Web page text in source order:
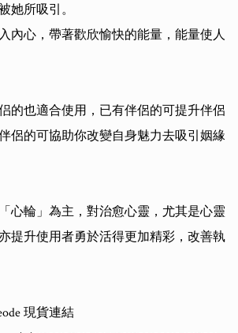
她所吸引。
內心，帶著歡欣愉快的能量，能量使人
的也適合使用，已有伴侶的可提升伴侶
侶的可協助你改變自身魅力去吸引姻緣
心輪」為主，對治愈心靈，尤其是心靈
提升使用者勇於活得更加精彩，改善執
現貨連結